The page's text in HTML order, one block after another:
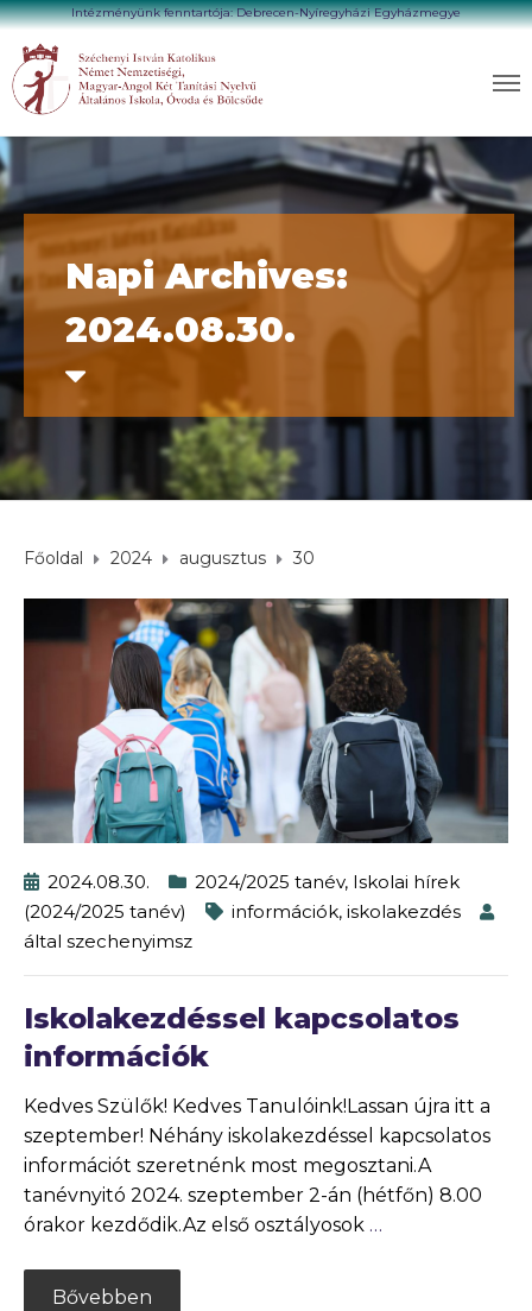
Intézményünk fenntartója: Debrecen-Nyíregyházi Egyházmegye
Napi Archives:
2024.08.30.
Főoldal 2024 augusztus 30
2024.08.30. 2024/2025 tanév, Iskolai hírek
(2024/2025 tanév)
információk, iskolakezdés
által szechenyimsz
Iskolakezdéssel kapcsolatos
információk
Kedves Szülők! Kedves Tanulóink!Lassan újra itt a
szeptember! Néhány iskolakezdéssel kapcsolatos
információt szeretnénk most megosztani.A
tanévnyitó 2024. szeptember 2-án (hétfőn) 8.00
órakor kezdődik.Az első osztályosok …
Bővebben